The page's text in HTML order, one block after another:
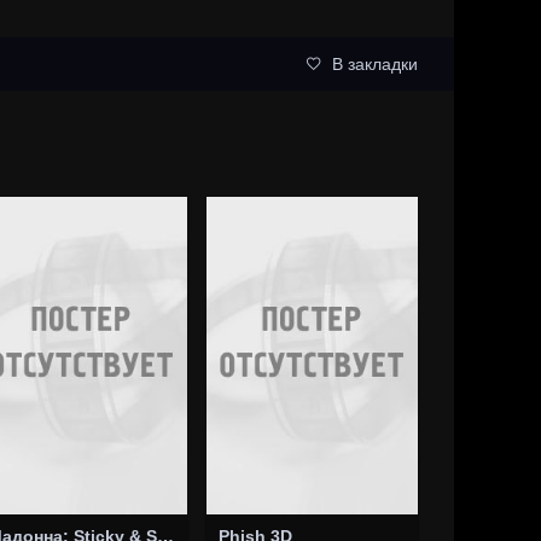
В закладки
Мадонна: Sticky & Sweet Phish 3D